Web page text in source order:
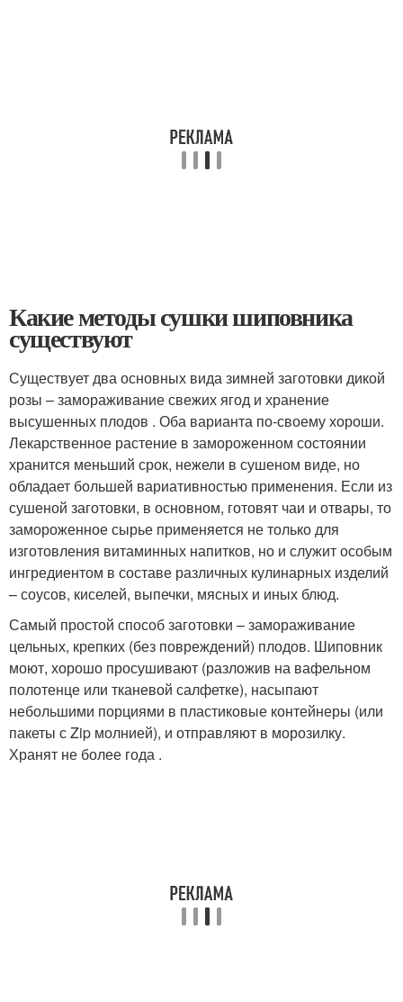
Какие методы сушки шиповника
существуют
Существует два основных вида зимней заготовки дикой
розы – замораживание свежих ягод и хранение
высушенных плодов . Оба варианта по-своему хороши.
Лекарственное растение в замороженном состоянии
хранится меньший срок, нежели в сушеном виде, но
обладает большей вариативностью применения. Если из
сушеной заготовки, в основном, готовят чаи и отвары, то
замороженное сырье применяется не только для
изготовления витаминных напитков, но и служит особым
ингредиентом в составе различных кулинарных изделий
– соусов, киселей, выпечки, мясных и иных блюд.
Самый простой способ заготовки – замораживание
цельных, крепких (без повреждений) плодов. Шиповник
моют, хорошо просушивают (разложив на вафельном
полотенце или тканевой салфетке), насыпают
небольшими порциями в пластиковые контейнеры (или
пакеты с Zip молнией), и отправляют в морозилку.
Хранят не более года .